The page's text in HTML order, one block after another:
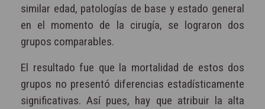
similar edad, patologías de base y estado general
en el momento de la cirugía, se lograron dos
grupos comparables.
El resultado fue que la mortalidad de estos dos
grupos no presentó diferencias estadísticamente
significativas. Así pues, hay que atribuir la alta